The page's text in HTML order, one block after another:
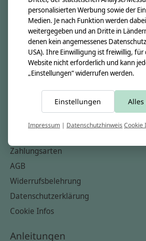
Über uns
Unsere Creppies
Nähkästchen
Unsere Stoffe
Impressum
Informationen
Kontakt
Zahlungsarten
AGB
Widerrufsbelehrung
Datenschutzerklärung
Cookie Infos
Anleitungen
personalisierten Werbung sowie der
Medien. Je nach Funktion werden
weitergegeben und an Dritte in
denen kein angemessenes
USA). Ihre Einwilligung ist freiwillig,
Website nicht erforderlich und kann
„Einstellungen“ widerrufen werden.
Einstellungen
Impressum | DatenschutzhinweisCookie